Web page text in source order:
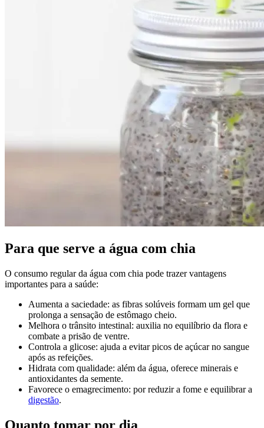
Para que serve a água com chia
O consumo regular da água com chia pode trazer vantagens
importantes para a saúde:
Aumenta a saciedade: as fibras solúveis formam um gel que
prolonga a sensação de estômago cheio.
Melhora o trânsito intestinal: auxilia no equilíbrio da flora e
combate a prisão de ventre.
Controla a glicose: ajuda a evitar picos de açúcar no sangue
após as refeições.
Hidrata com qualidade: além da água, oferece minerais e
antioxidantes da semente.
Favorece o emagrecimento: por reduzir a fome e equilibrar a
digestão.